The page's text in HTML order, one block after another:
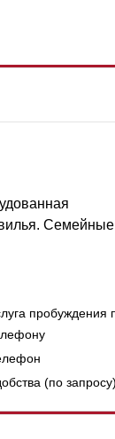
Семейные
пробуждения
(по запросу)